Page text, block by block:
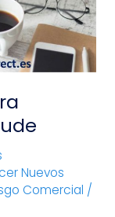
Nuevos
Comercial /